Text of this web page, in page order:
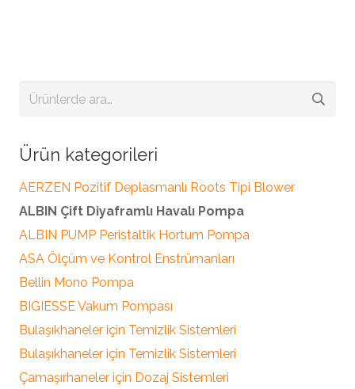
Ara:
Ürün kategorileri
AERZEN Pozitif Deplasmanlı Roots Tipi Blower
ALBIN Çift Diyaframlı Havalı Pompa
ALBIN PUMP Peristaltik Hortum Pompa
ASA Ölçüm ve Kontrol Enstrümanları
Bellin Mono Pompa
BIGIESSE Vakum Pompası
Bulaşıkhaneler için Temizlik Sistemleri
Bulaşıkhaneler için Temizlik Sistemleri
Çamaşırhaneler için Dozaj Sistemleri